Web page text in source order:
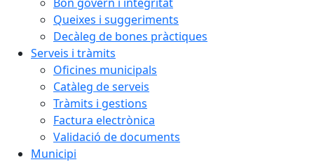
Queixes i suggeriments
Decàleg de bones pràctiques
Serveis i tràmits
Oficines municipals
Catàleg de serveis
Tràmits i gestions
Factura electrònica
Validació de documents
Municipi